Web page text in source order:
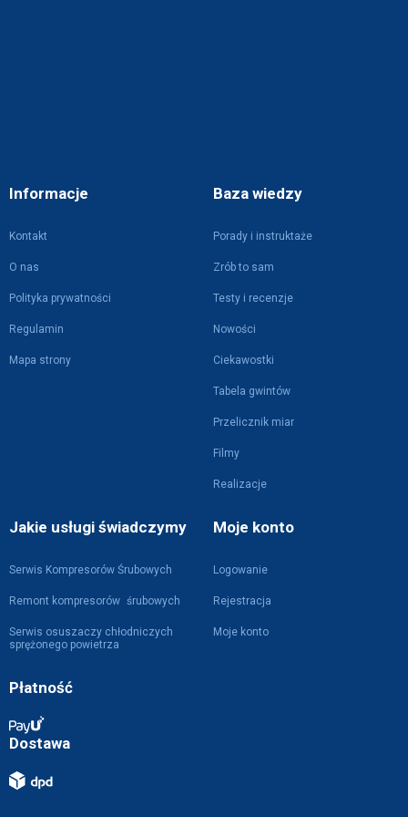
Informacje
Kontakt
O nas
Polityka prywatności
Regulamin
Mapa strony
Baza wiedzy
Porady i instruktaże
Zrób to sam
Testy i recenzje
Nowości
Ciekawostki
Tabela gwintów
Przelicznik miar
Filmy
Realizacje
Jakie usługi świadczymy
Serwis Kompresorów Śrubowych
Remont kompresorów śrubowych
Serwis osuszaczy chłodniczych
sprężonego powietrza
Moje konto
Logowanie
Rejestracja
Moje konto
Płatność
Dostawa